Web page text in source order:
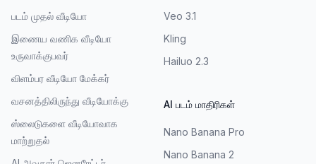
படம் முதல் வீடியோ
இணைய வணிக வீடியோ
உருவாக்குபவர்
விளம்பர வீடியோ மேக்கர்
வசனத்திலிருந்து வீடியோக்கு
ஸ்லைடுகளை வீடியோவாக
மாற்றுதல்
Veo 3.1
Kling
Hailuo 2.3
AI படம் மாதிரிகள்
Nano Banana Pro
Nano Banana 2